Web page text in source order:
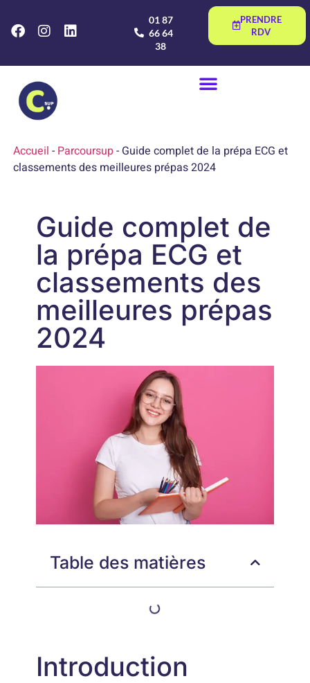
01 87
66 64
38
PRENDRE
RDV
Accueil - Parcoursup- Guide complet de la prépa ECG et
classements des meilleures prépas 2024
Guide complet de
la prépa ECG et
classements des
meilleures prépas
2024
Table des matières
Introduction